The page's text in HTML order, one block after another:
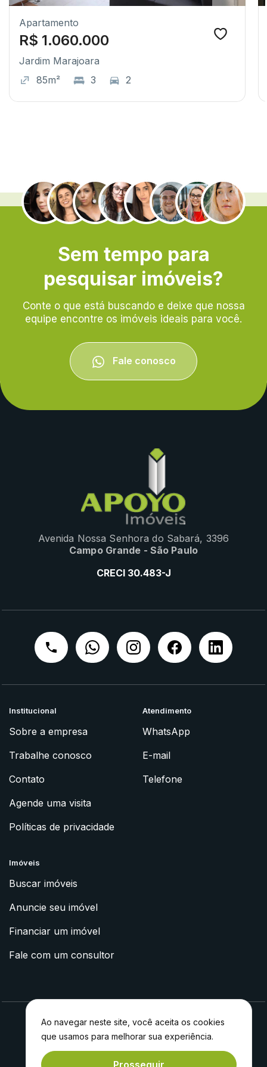
Apartamento
R$ 1.060.000
Jardim Marajoara
85m²
3 2
.
Sem tempo para
pesquisar imóveis?
Conte o que está buscando e deixe que nossa
equipe encontre os imóveis ideais para você.
Fale conosco
Avenida Nossa Senhora do Sabará, 3396
Campo Grande - São Paulo
CRECI 30.483-J
Institucional
Sobre a empresa
Trabalhe conosco
Contato
Agende uma visita
Políticas de privacidade
Atendimento
WhatsApp
E-mail
Telefone
Imóveis
Buscar imóveis
Anuncie seu imóvel
Financiar um imóvel
Fale com um consultor
2023 © Apoyo Imóveis
porExperiment®
Ao navegar neste site, você aceita os cookies
que usamos para melhorar sua experiência.
Prosseguir